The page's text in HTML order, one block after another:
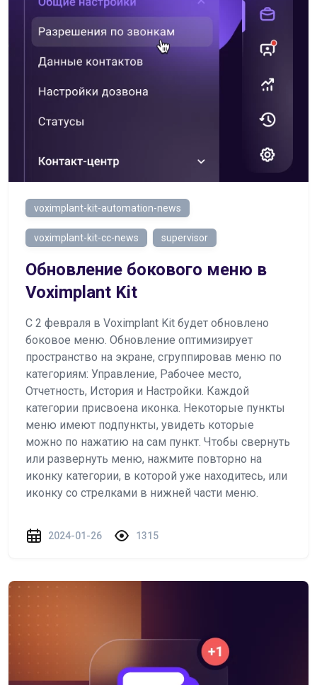
voximplant-kit-automation-news
voximplant-kit-cc-news supervisor
Обновление бокового меню в
Voximplant Kit
C 2 февраля в Voximplant Kit будет обновлено
боковое меню. Обновление оптимизирует
пространство на экране, сгруппировав меню по
категориям: Управление, Рабочее место,
Отчетность, История и Настройки. Каждой
категории присвоена иконка. Некоторые пункты
меню имеют подпункты, увидеть которые
можно по нажатию на сам пункт. Чтобы свернуть
или развернуть меню, нажмите повторно на
иконку категории, в которой уже находитесь, или
иконку со стрелками в нижней части меню.
2024-01-26 1315